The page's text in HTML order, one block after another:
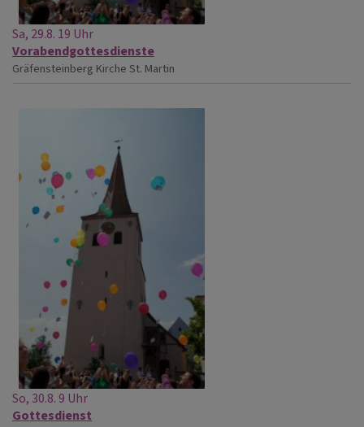
Sa, 29.8. 19 Uhr
Vorabendgottesdienste
Gräfensteinberg Kirche St. Martin
So, 30.8. 9 Uhr
Gottesdienst